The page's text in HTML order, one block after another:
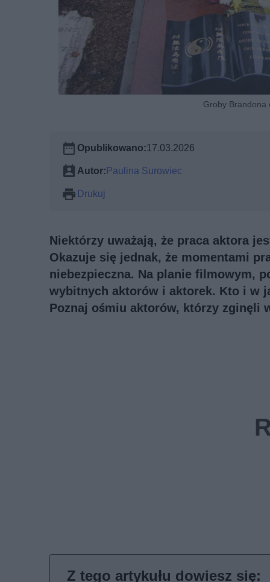
Groby Brandona
Opublikowano:17.03.2026
Autor:Paulina Surowiec
Drukuj
Niektórzy uważają, że praca aktora
Okazuje się jednak, że momentami
niebezpieczna. Na planie filmowym,
wybitnych aktorów i aktorek. Kto i w
Poznaj ośmiu aktorów, którzy zginęli